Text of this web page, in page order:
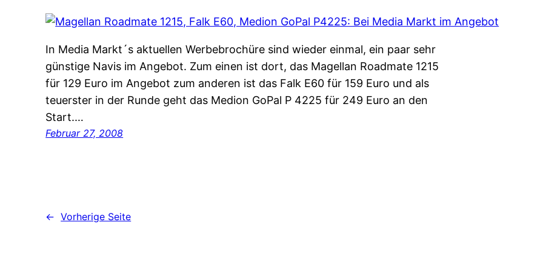
In Media Markt´s aktuellen Werbebrochüre sind wieder einmal, ein paar sehr
günstige Navis im Angebot. Zum einen ist dort, das Magellan Roadmate 1215
für 129 Euro im Angebot zum anderen ist das Falk E60 für 159 Euro und als
teuerster in der Runde geht das Medion GoPal P 4225 für 249 Euro an den
Start.…
Februar 27, 2008
← Vorherige Seite